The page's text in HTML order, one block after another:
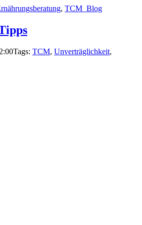
, TCM_Blog
Tags: TCM, Unverträglichkeit,